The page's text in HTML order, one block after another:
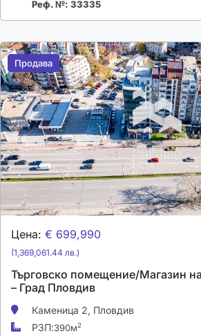
Реф. №: 33335
Продава
Продава
Цена: € 699,990
(1,369,061.44 лв.)
Търговско помещение/Магазин
– Град Пловдив
Каменица 2, Пловдив
РЗП:390м2